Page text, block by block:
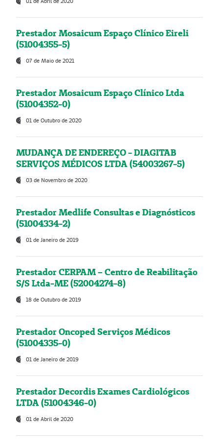
Prestador Mosaicum Espaço Clínico Eireli
(51004355-5)
07 de Maio de 2021
Prestador Mosaicum Espaço Clínico Ltda
(51004352-0)
01 de Outubro de 2020
MUDANÇA DE ENDEREÇO - DIAGITAB
SERVIÇOS MÉDICOS LTDA (54003267-5)
03 de Novembro de 2020
Prestador Medlife Consultas e Diagnósticos
(51004334-2)
01 de Janeiro de 2019
Prestador CERPAM – Centro de Reabilitação
S/S Ltda-ME (52004274-8)
18 de Outubro de 2019
Prestador Oncoped Serviços Médicos
(51004335-0)
01 de Janeiro de 2019
Prestador Decordis Exames Cardiológicos
LTDA (51004346-0)
01 de Abril de 2020